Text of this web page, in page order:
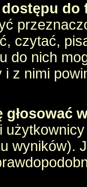
do
czytać,
do nich
z nimi
głosować
wyników).